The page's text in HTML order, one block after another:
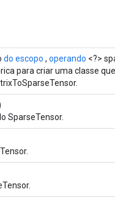
do escopo , operando <?>
para criar uma classe
SparseTensor.